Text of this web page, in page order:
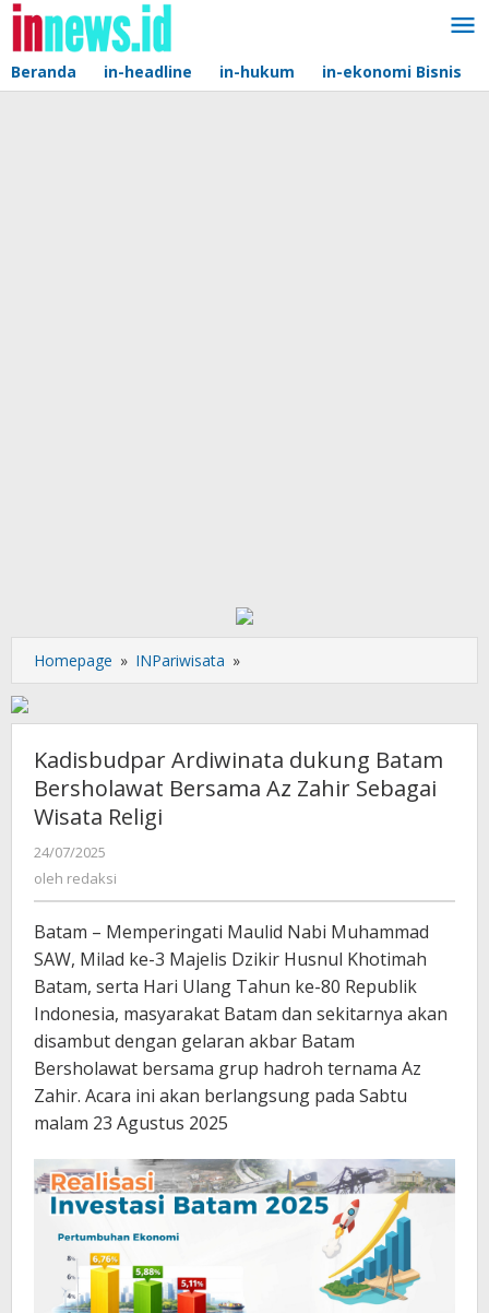
Lewati
konten
Beranda in-headline in-hukum in-ekonomi Bisnis
Homepage » INPariwisata »
Ardiwinata
Batam
Bersholawat
Bersama
Az
Kadisbudpar Ardiwinata dukung Batam
Bersholawat Bersama Az Zahir Sebagai
Wisata Religi
24/07/2025
redaksi
oleh redaksi
Batam – Memperingati Maulid Nabi Muhammad
SAW, Milad ke-3 Majelis Dzikir Husnul Khotimah
Batam, serta Hari Ulang Tahun ke-80 Republik
Indonesia, masyarakat Batam dan sekitarnya akan
disambut dengan gelaran akbar Batam
Bersholawat bersama grup hadroh ternama Az
Zahir. Acara ini akan berlangsung pada Sabtu
malam 23 Agustus 2025